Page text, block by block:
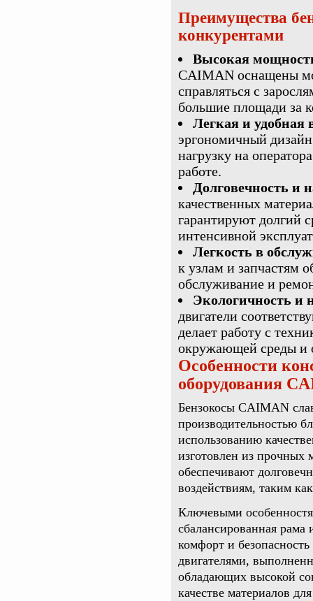
Преимущества
конкурентами
Высокая
CAIMAN оснащены
справляться с
большие площади за
Легкая и удобная
эргономичный
нагрузку на
работе.
Долговечность и
качественных
гарантируют долгий
интенсивной
Легкость в
к узлам и запчастям
обслуживание и
Экологичность и
двигатели
делает работу с
окружающей среды и
Особенности
оборудования
Бензокосы CAIMAN
производительностью
использованию
изготовлен из прочных
обеспечивают
воздействиям, таким
Ключевыми
сбалансированная
комфорт и
двигателями,
обладающих высокой
качестве материалов